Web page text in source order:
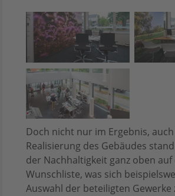
Doch nicht nur im Ergebnis,
Realisierung des Gebäudes
der Nachhaltigkeit ganz oben auf
Wunschliste, was sich
Auswahl der beteiligten Gewerke